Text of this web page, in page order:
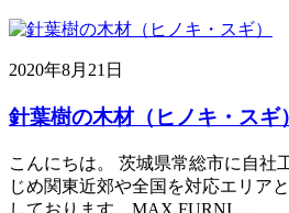
2020年8月21日
針葉樹の木材（ヒノキ・スギ）
こんにちは。 茨城県常総市に自社
じめ関東近郊や全国を対応エリア
しております。MAX FURNI …